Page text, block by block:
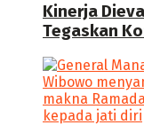
Kinerja
Tegaskan